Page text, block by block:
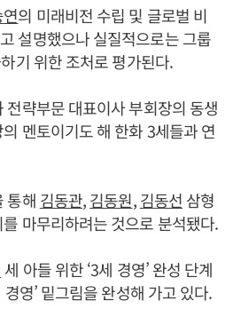
의 미래비전 수립 및 글로벌 비
설명했으나 실질적으로는 그룹
기 위한 조처로 평가된다.
전략부문 대표이사 부회장의 동생
멘토이기도 해 한화 3세들과 연
통해 김동관,김동원,김동선 삼형
마무리하려는 것으로 분석됐다.
세 아들 위한 ‘3세 경영’ 완성 단계
경영’ 밑그림을 완성해 가고 있다.